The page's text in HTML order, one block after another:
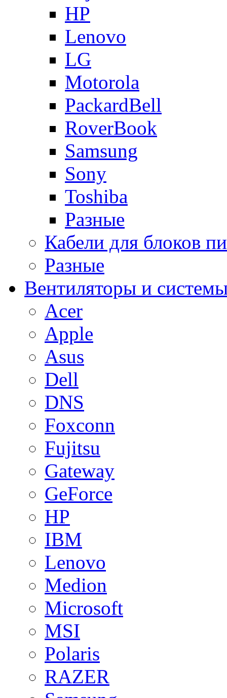
HP
Lenovo
LG
Motorola
PackardBell
RoverBook
Samsung
Sony
Toshiba
Разные
Кабели для блоков
Разные
Вентиляторы и
Acer
Apple
Asus
Dell
DNS
Foxconn
Fujitsu
Gateway
GeForce
HP
IBM
Lenovo
Medion
Microsoft
MSI
Polaris
RAZER